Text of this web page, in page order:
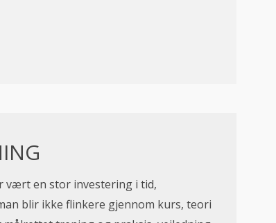
vært en stor investering i tid,
blir ikke flinkere gjennom kurs, teori